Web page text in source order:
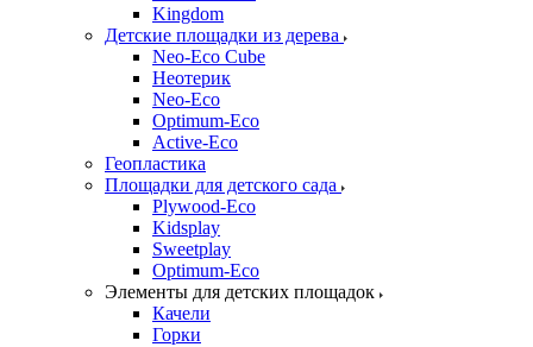
Kingdom
Детские площадки из дерева
Neo-Eco Cube
Неотерик
Neo-Eco
Оptimum-Еco
Active-Eco
Геопластика
Площадки для детского сада
Plywood-Eco
Kidsplay
Sweetplay
Оptimum-Еco
Элементы для детских площадок
Качели
Горки